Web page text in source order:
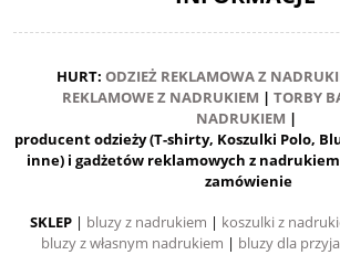
HURT: ODZIEŻ REKLAMOWA Z
REKLAMOWE Z NADRUKIEM | TORBY
NADRUKIEM |
producent odzieży (T-shirty, Koszulki Polo,
inne) i gadżetów reklamowych z
zamówienie
SKLEP | bluzy z nadrukiem | koszulki z
bluzy z własnym nadrukiem | bluzy dla